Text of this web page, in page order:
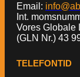
Email:
Int.
Vores Globale
(GLN Nr.) 43
TELEFONTID